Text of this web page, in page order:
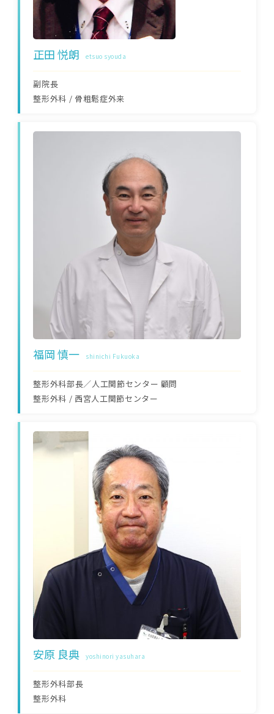
正田 悦朗 etsuo syouda
副院長
整形外科 / 骨粗鬆症外来
福岡 慎一 shinichi Fukuoka
整形外科部長／人工関節センター 顧問
整形外科 / 西宮人工関節センター
安原 良典 yoshinori yasuhara
整形外科部長
整形外科